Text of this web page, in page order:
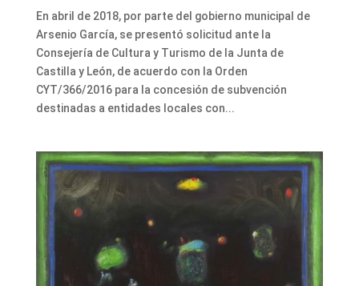
En abril de 2018, por parte del gobierno municipal de
Arsenio García, se presentó solicitud ante la
Consejería de Cultura y Turismo de la Junta de
Castilla y León, de acuerdo con la Orden
CYT/366/2016 para la concesión de subvención
destinadas a entidades locales con...